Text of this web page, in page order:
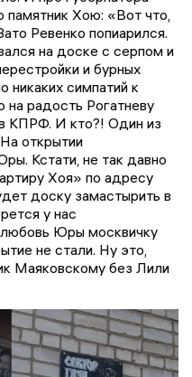
памятник Хою: «Вот что,
Ревенко попиарился.
на доске с серпом и
и бурных
никаких симпатий к
на радость Рогатневу
КПРФ. И кто?! Один из
открытии
Кстати, не так давно
Хоя» по адресу
доску замастырить в
у нас
Юры москвичку
не стали. Ну это,
Маяковскому без Лили